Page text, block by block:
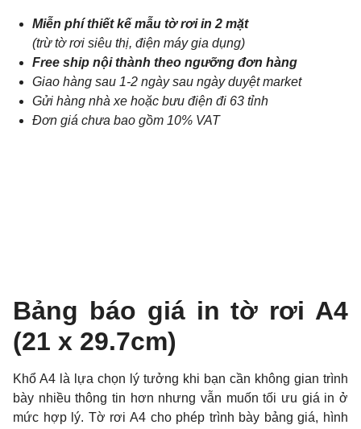
Miễn phí thiết kế mẫu tờ rơi in 2 mặt
(trừ tờ rơi siêu thị, điện máy gia dụng)
Free ship nội thành theo ngưỡng đơn hàng
Giao hàng sau 1-2 ngày sau ngày duyệt market
Gửi hàng nhà xe hoặc bưu điện đi 63 tỉnh
Đơn giá chưa bao gồm 10% VAT
Bảng báo giá in tờ rơi A4
(21 x 29.7cm)
Khổ A4 là lựa chọn lý tưởng khi bạn cần không gian trình
bày nhiều thông tin hơn nhưng vẫn muốn tối ưu giá in ở
mức hợp lý. Tờ rơi A4 cho phép trình bày bảng giá, hình